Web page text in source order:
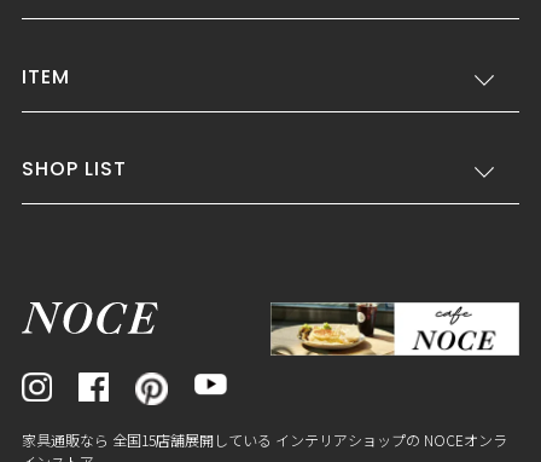
ITEM
SHOP LIST
家具通販なら 全国15店舗展開している インテリアショップの NOCEオンラ